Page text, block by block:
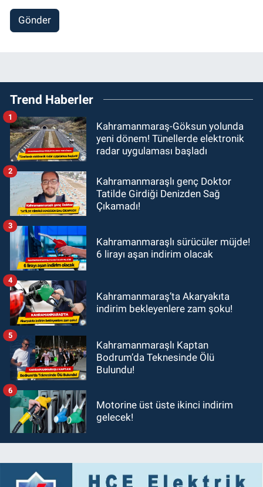
Gönder
Trend Haberler
Kahramanmaraş-Göksun yolunda
yeni dönem! Tünellerde elektronik
radar uygulaması başladı
1
Kahramanmaraşlı genç Doktor
Tatilde Girdiği Denizden Sağ
Çıkamadı!
2
Kahramanmaraşlı sürücüler müjde!
6 lirayı aşan indirim olacak
3
Kahramanmaraş’ta Akaryakıta
indirim bekleyenlere zam şoku!
4
Kahramanmaraşlı Kaptan
Bodrum’da Teknesinde Ölü
Bulundu!
5
Motorine üst üste ikinci indirim
gelecek!
6